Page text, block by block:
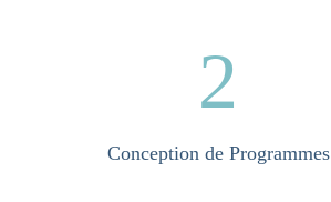
2
Conception de Programmes